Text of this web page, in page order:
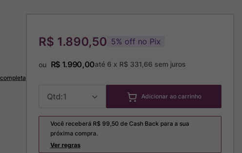
R$ 1.890,50 5% off no Pix
ou R$ 1.990,00até 6 x R$ 331,66 sem juros
1 Adicionar ao carrinho
Você receberá R$ 99,50 de Cash Back para a sua
próxima compra.
Ver regras